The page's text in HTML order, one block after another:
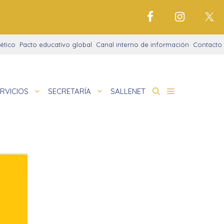
Pacto educativo global Canal interno de información Contacto
justo
SECRETARÍA SALLENET